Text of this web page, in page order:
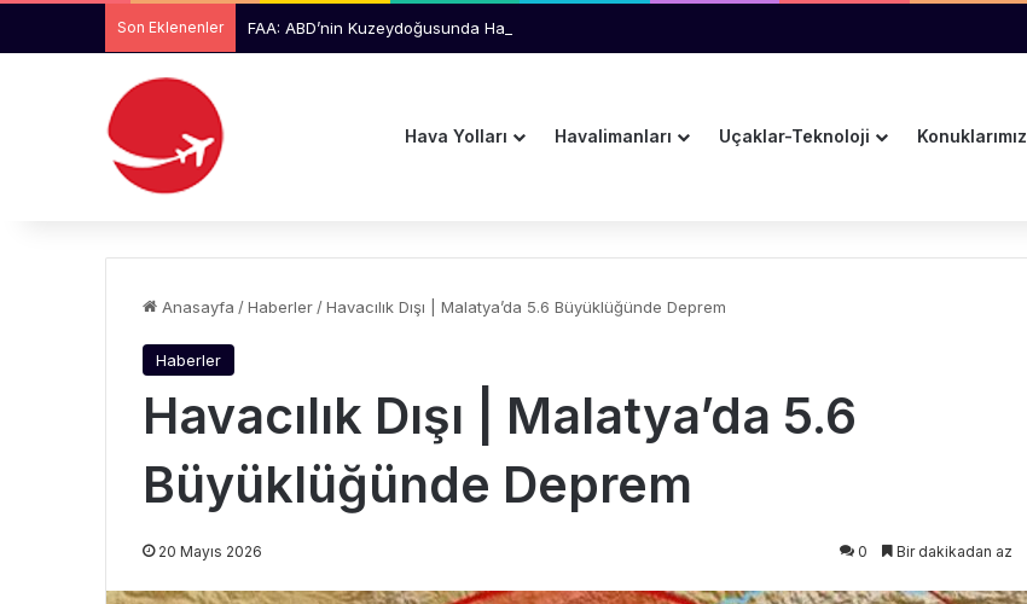
Son Eklenenler FAA: ABD’nin Kuzeydoğusunda Hava Trafiği Personel Eksikliği Nedeniyle Gecikme Uyarısı
Hava Yolları Havalimanları Uçaklar-Teknoloji Konuklarımız
Anasayfa /Haberler /Havacılık Dışı | Malatya’da 5.6 Büyüklüğünde Deprem
Haberler
Havacılık Dışı | Malatya’da 5.6
Büyüklüğünde Deprem
20 Mayıs 2026 0 Bir dakikadan az